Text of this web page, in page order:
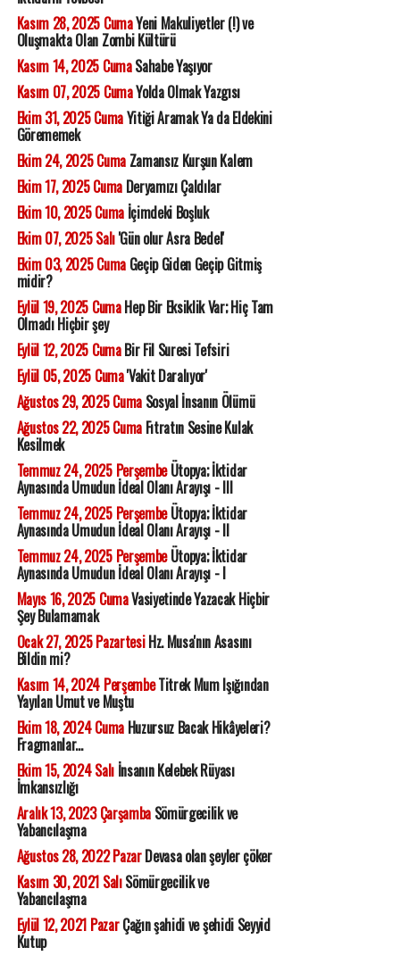
Kasım 28, 2025 CumaYeni Makuliyetler (!) ve
Oluşmakta Olan Zombi Kültürü
Kasım 14, 2025 CumaSahabe Yaşıyor
Kasım 07, 2025 CumaYolda Olmak Yazgısı
Ekim 31, 2025 CumaYitiği Aramak Ya da Eldekini
Görememek
Ekim 24, 2025 CumaZamansız Kurşun Kalem
Ekim 17, 2025 CumaDeryamızı Çaldılar
Ekim 10, 2025 Cumaİçimdeki Boşluk
Ekim 07, 2025 Salı'Gün olur Asra Bedel'
Ekim 03, 2025 CumaGeçip Giden Geçip Gitmiş
midir?
Eylül 19, 2025 CumaHep Bir Eksiklik Var; Hiç Tam
Olmadı Hiçbir şey
Eylül 12, 2025 CumaBir Fil Suresi Tefsiri
Eylül 05, 2025 Cuma'Vakit Daralıyor'
Ağustos 29, 2025 CumaSosyal İnsanın Ölümü
Ağustos 22, 2025 CumaFıtratın Sesine Kulak
Kesilmek
Temmuz 24, 2025 PerşembeÜtopya; İktidar
Aynasında Umudun İdeal Olanı Arayışı - III
Temmuz 24, 2025 PerşembeÜtopya; İktidar
Aynasında Umudun İdeal Olanı Arayışı - II
Temmuz 24, 2025 PerşembeÜtopya; İktidar
Aynasında Umudun İdeal Olanı Arayışı - I
Mayıs 16, 2025 CumaVasiyetinde Yazacak Hiçbir
Şey Bulamamak
Ocak 27, 2025 PazartesiHz. Musa'nın Asasını
Bildin mi?
Kasım 14, 2024 PerşembeTitrek Mum Işığından
Yayılan Umut ve Muştu
Ekim 18, 2024 CumaHuzursuz Bacak Hikâyeleri?
Fragmanlar...
Ekim 15, 2024 Salıİnsanın Kelebek Rüyası
İmkansızlığı
Aralık 13, 2023 ÇarşambaSömürgecilik ve
Yabancılaşma
Ağustos 28, 2022 PazarDevasa olan şeyler çöker
Kasım 30, 2021 SalıSömürgecilik ve
Yabancılaşma
Eylül 12, 2021 PazarÇağın şahidi ve şehidi Seyyid
Kutup